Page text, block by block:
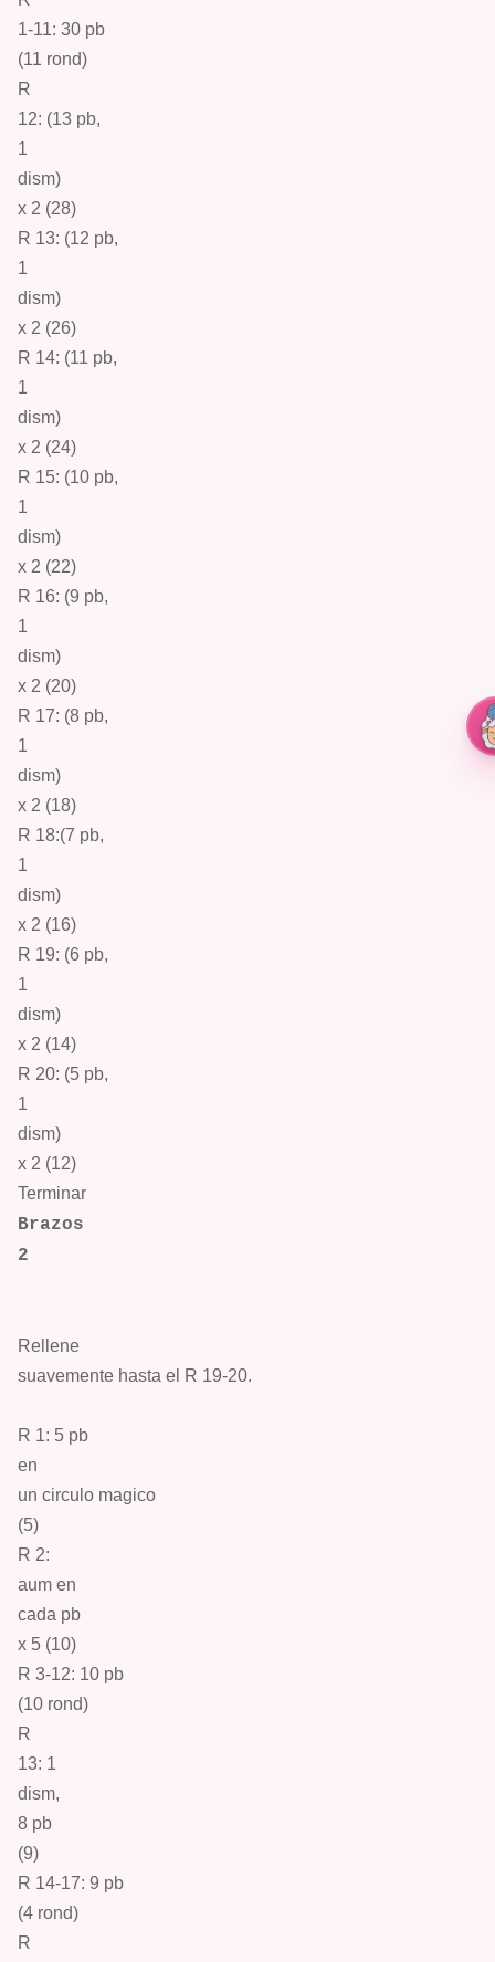
1-11: 30 pb
(11 rond)
R
12: (13 pb,
1
dism)
x 2 (28)
R 13: (12 pb,
1
dism)
x 2 (26)
R 14: (11 pb,
1
dism)
x 2 (24)
R 15: (10 pb,
1
dism)
x 2 (22)
R 16: (9 pb,
1
dism)
x 2 (20)
R 17: (8 pb,
1
dism)
x 2 (18)
R 18:(7 pb,
1
dism)
x 2 (16)
R 19: (6 pb,
1
dism)
x 2 (14)
R 20: (5 pb,
1
dism)
x 2 (12)
Terminar
Brazos
2
Rellene
suavemente hasta el R 19-20.
R 1: 5 pb
en
un circulo magico
(5)
R 2:
aum en
cada pb
x 5 (10)
R 3-12: 10 pb
(10 rond)
R
13: 1
dism,
8 pb
(9)
R 14-17: 9 pb
(4 rond)
R